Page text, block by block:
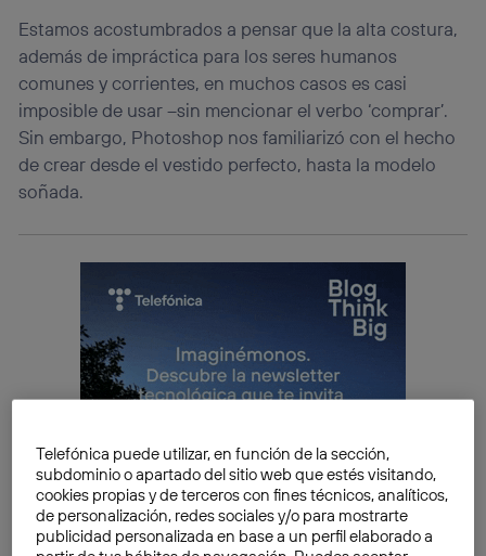
Estamos acostumbrados a pensar que la alta costura,
además de impráctica para los seres humanos
comunes y corrientes, en muchos casos es casi
imposible de usar –sin mencionar el verbo ‘comprar’.
Sin embargo, Photoshop nos familiarizó con el hecho
de crear desde el vestido perfecto, hasta la modelo
soñada.
Telefónica puede utilizar, en función de la sección,
subdominio o apartado del sitio web que estés visitando,
cookies propias y de terceros con fines técnicos, analíticos,
de personalización, redes sociales y/o para mostrarte
publicidad personalizada en base a un perfil elaborado a